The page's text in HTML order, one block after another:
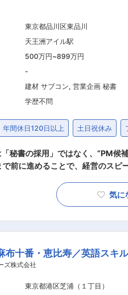
なるよう調整しております。)ま
送業、不動産業等への事業拡大
東京都品川区東品川
天王洲アイル駅
500万円~899万円
-
建材 サブコン, 営業企画 秘書
学歴不問
年間休日120日以上 土日祝休み
」ではなく、“PM候補を秘書として採用する”役割
進めることで、経営のスピードと実行力を上げ
ポイント） ・社長のメール・電
ションサポート ・書類作成（プ
KPI整理補助、会議論点整理、簡
の定める業務
気に
布十番・恵比寿／英語ス
ズ株式会社
東京都港区芝浦（１丁目）